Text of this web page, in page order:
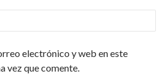
electrónico y web en este
vez que comente.